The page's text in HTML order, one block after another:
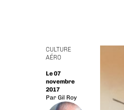
CULTURE
AÉRO
Le 07
novembre
2017
Par Gil Roy